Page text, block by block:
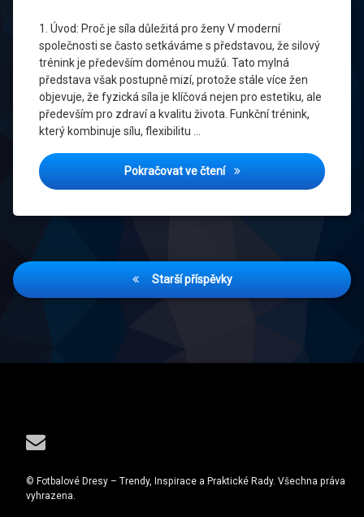
1. Úvod: Proč je síla důležitá pro ženy V moderní
společnosti se často setkáváme s představou, že silový
trénink je především doménou mužů. Tato mylná
představa však postupně mizí, protože stále více žen
objevuje, že fyzická síla je klíčová nejen pro estetiku, ale
především pro zdraví a kvalitu života. Funkční trénink,
který kombinuje sílu, flexibilitu …
Pokračovat ve čteníSíla pro každou ženu: Jak
ženy
středně
staré a
starší
ženy
Ženské
zdraví
Navigace
pro
Starší příspěvky
E-mail
© Fotbalové Dresy – Trendy, Inspirace a Praktické Rady. Všechna práva
vyhrazena.